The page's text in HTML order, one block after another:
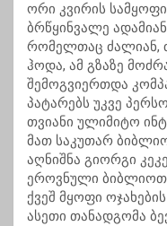
ორი კვირის სამყოფი
ბრწყინვალე
რომელთაც ძალიან,
ჰოდა, ამ გზაზე
შემოგვიერთდა
პატარებს უკვე
თვიანი ულიმიტო
მათ საკუთარ
აღნიშნა გიორგი
ეროვნული
ქვეშ მყოფი
ასეთი თანადგომა